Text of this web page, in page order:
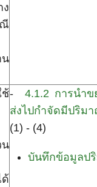
น
ช้
น
- 4.1.2 การนำ
ส่งไปกำจัดมีปริม
(1) - (4)
บันทึกข้อมูลป